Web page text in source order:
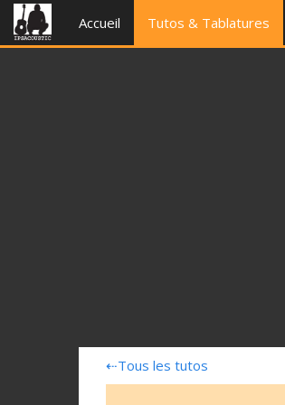
Accueil Tutos & Tablatures
⇠Tous les tutos